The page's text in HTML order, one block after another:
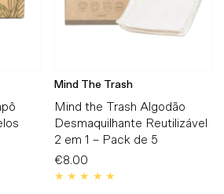
Preço, mais baratos
Preço, mais caros
Data, mais recentes
Mind The Trash
Mind the Trash Algodão
Desmaquilhante Reutilizável
2 em 1 – Pack de 5
Preço
Normal
€8.00